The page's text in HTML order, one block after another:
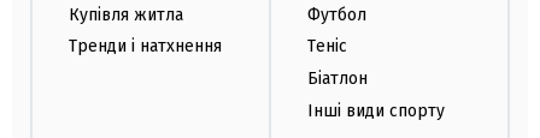
Купівля житла
Тренди і натхнення
Футбол
Теніс
Біатлон
Інші види спорту